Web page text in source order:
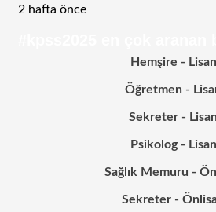
2 hafta önce
Hemşire -
Öğretmen -
Sekreter -
Psikolog -
Sağlık Memuru -
Sekreter -